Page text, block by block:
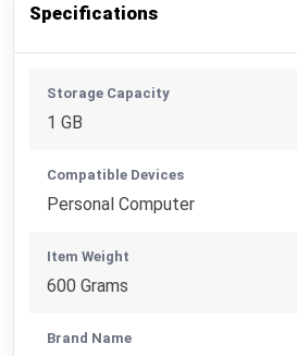
Specifications
Storage Capacity
1 GB
Compatible Devices
Personal Computer
Item Weight
600 Grams
Brand Name